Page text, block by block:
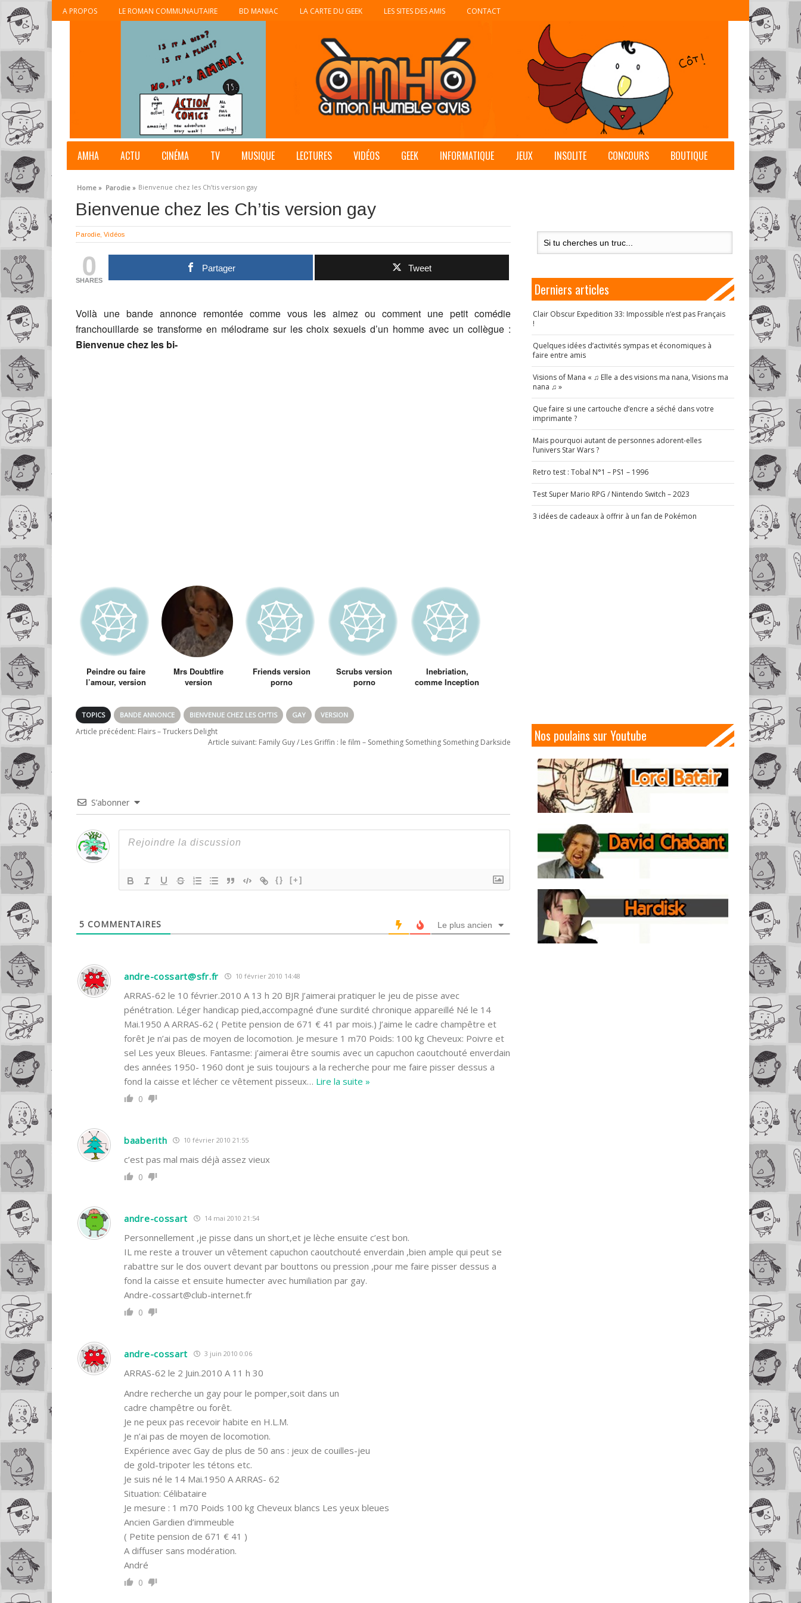
A PROPOS LE ROMAN COMMUNAUTAIRE BD MANIAC LA CARTE DU GEEK LES SITES DES AMIS CONTACT
AMHA ACTU CINÉMA TV MUSIQUE LECTURES VIDÉOS GEEK INFORMATIQUE JEUX INSOLITE CONCOURS BOUTIQUE
Home » Parodie » Bienvenue chez les Ch’tis version gay
Bienvenue chez les Ch’tis version gay
Parodie Vidéos
0
SHARES
Partager Tweet
Voilà une bande annonce remontée comme vous les aimez ou comment une petit comédie
franchouillarde se transforme en mélodrame sur les choix sexuels d’un homme avec un collègue :
Bienvenue chez les bi-
Peindre ou faire
l’amour, version
Mrs Doubtfire
version
Friends version
porno
Scrubs version
porno
Inebriation,
comme Inception
TOPICS BANDE ANNONCE BIENVENUE CHEZ LES CH'TIS GAY VERSION
Article précédent: Flairs – Truckers Delight
Article suivant: Family Guy / Les Griffin : le film – Something Something Something Darkside
S’abonner
{} [+]
5 COMMENTAIRES Le plus ancien
andre-cossart@sfr.fr 10 février 2010 14:48
ARRAS-62 le 10 février.2010 A 13 h 20 BJR J’aimerai pratiquer le jeu de pisse avec
pénétration. Léger handicap pied,accompagné d’une surdité chronique appareillé Né le 14
Mai.1950 A ARRAS-62 ( Petite pension de 671 € 41 par mois.) J’aime le cadre champêtre et
forêt Je n’ai pas de moyen de locomotion. Je mesure 1 m70 Poids: 100 kg Cheveux: Poivre et
sel Les yeux Bleues. Fantasme: j’aimerai être soumis avec un capuchon caoutchouté enverdain
des années 1950- 1960 dont je suis toujours a la recherche pour me faire pisser dessus a
fond la caisse et lécher ce vêtement pisseux… Lire la suite »
0
baaberith 10 février 2010 21:55
c’est pas mal mais déjà assez vieux
0
andre-cossart 14 mai 2010 21:54
Personnellement ,je pisse dans un short,et je lèche ensuite c’est bon.
IL me reste a trouver un vêtement capuchon caoutchouté enverdain ,bien ample qui peut se
rabattre sur le dos ouvert devant par bouttons ou pression ,pour me faire pisser dessus a
fond la caisse et ensuite humecter avec humiliation par gay.
Andre-cossart@club-internet.fr
0
andre-cossart 3 juin 2010 0:06
ARRAS-62 le 2 Juin.2010 A 11 h 30
Andre recherche un gay pour le pomper,soit dans un
cadre champêtre ou forêt.
Je ne peux pas recevoir habite en H.L.M.
Je n’ai pas de moyen de locomotion.
Expérience avec Gay de plus de 50 ans : jeux de couilles-jeu
de gold-tripoter les tétons etc.
Je suis né le 14 Mai.1950 A ARRAS- 62
Situation: Célibataire
Je mesure : 1 m70 Poids 100 kg Cheveux blancs Les yeux bleues
Ancien Gardien d’immeuble
( Petite pension de 671 € 41 )
A diffuser sans modération.
André
0
Derniers articles
Clair Obscur Expedition 33: Impossible n’est pas Français
!
Quelques idées d’activités sympas et économiques à
faire entre amis
Visions of Mana « ♫ Elle a des visions ma nana, Visions ma
nana ♫ »
Que faire si une cartouche d’encre a séché dans votre
imprimante ?
Mais pourquoi autant de personnes adorent-elles
l’univers Star Wars ?
Retro test : Tobal N°1 – PS1 – 1996
Test Super Mario RPG / Nintendo Switch – 2023
3 idées de cadeaux à offrir à un fan de Pokémon
Nos poulains sur Youtube